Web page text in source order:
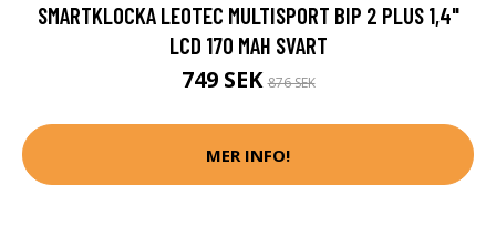
SMARTKLOCKA LEOTEC MULTISPORT BIP 2 PLUS 1,4"
LCD 170 MAH SVART
749 SEK876 SEK
MER INFO!